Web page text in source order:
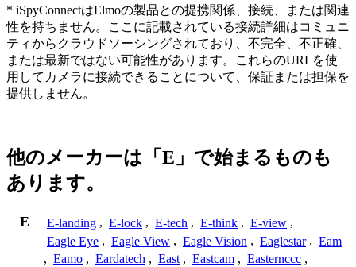
* iSpyConnectはElmoの製品との提携関係、接続、または関連
性を持ちません。ここに記載されている接続詳細はコミュニ
ティからクラウドソーシングされており、不完全、不正確、
または最新ではない可能性があります。これらのURLを使
用してカメラに接続できることについて、保証または担保を
提供しません。
他のメーカーは「E」で始まるものも
あります。
E E-landing , E-lock , E-tech , E-think , E-view ,
Eagle Eye , Eagle View , Eagle Vision , Eaglestar , Eam
, Eamo , Eardatech , East , Eastcam , Easternccc ,